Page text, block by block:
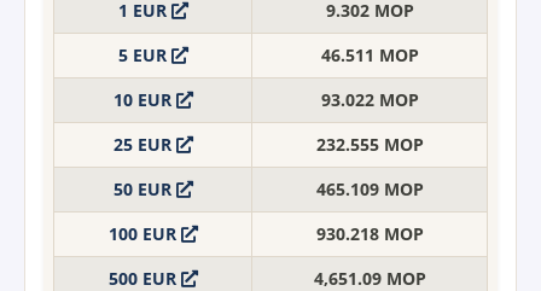
1 EUR
9.302 MOP
5 EUR
46.511 MOP
10 EUR
93.022 MOP
25 EUR
232.555 MOP
50 EUR
465.109 MOP
100 EUR
930.218 MOP
500 EUR
4,651.09 MOP